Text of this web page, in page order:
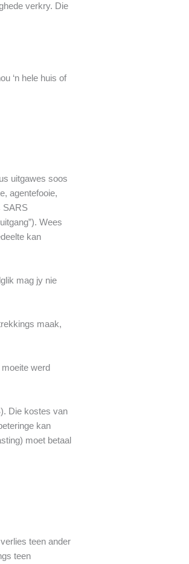
verkry. Die
‘n hele huis of
uitgawes soos
agentefooie,
SARS
Wees
kan
mag jy nie
maak,
werd
Die kostes van
kan
moet betaal
teen ander
teen